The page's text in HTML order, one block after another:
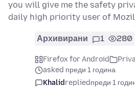
you will give me the safety
daily high priority user of
Архивирани 1 280
Firefox for Android
asked преди 1 година
Khalidrepliedпреди 1